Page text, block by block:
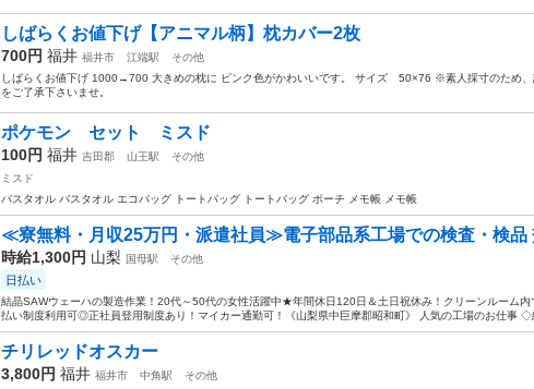
しばらくお値下げ【アニマル柄】枕カバー2枚
700円 福井 福井市 江端駅
その他
しばらくお値下げ 1000→700 大きめの枕に ピンク色がかわいいです。 サイズ 50×76 ※素人採寸のため、
をご了承下さいませ。
ポケモン セット ミスド
100円 福井 吉田郡 山王駅
その他
ミスド
バスタオル バスタオル エコバッグ トートバッグ トートバッグ ポーチ メモ帳 メモ帳
≪寮無料・月収25万円・派遣社員≫電子部品系工場での検査・検品
時給1,300円 山梨 国母駅 その他
日払い
結晶SAWウェーハの製造作業！20代～50代の女性活躍中★年間休日120日＆土日祝休み！クリーンルーム内
払い制度利用可◎正社員登用制度あり！マイカー通勤可！《山梨県中巨摩郡昭和町》 人気の工場のお仕事 ◇
チリレッドオスカー
3,800円 福井 福井市 中角駅
その他